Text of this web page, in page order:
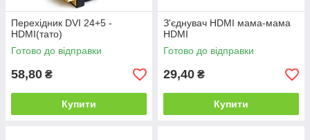
Перехідник DVI 24+5 -
HDMI(тато)
Готово до відправки
58,80 ₴
Купити
З'єднувач HDMI мама-мама
HDMI
Готово до відправки
29,40 ₴
Купити